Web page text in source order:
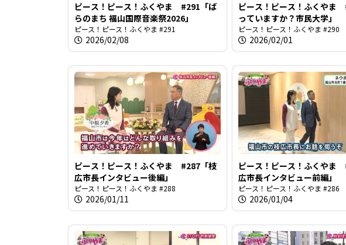
ピース！ピース！ふくやま #291「ば
らのまち 福山国際音楽祭2026」
ピース！ピース！ふくやま #291
2026/02/08
ピース！ピース！ふくやま
っていますか？市民大学」
ピース！ピース！ふくやま #290
2026/02/01
ピース！ピース！ふくやま #287「枝
広市長インタビュー後編」
ピース！ピース！ふくやま #288
2026/01/11
ピース！ピース！ふくやま
広市長インタビュー前編」
ピース！ピース！ふくやま #286
2026/01/04